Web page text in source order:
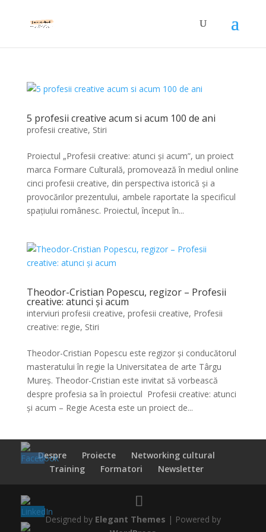
5 profesii creative acum si acum 100 de ani
profesii creative, Stiri
Proiectul „Profesii creative: atunci și acum”, un proiect
marca Formare Culturală, promovează în mediul online
cinci profesii creative, din perspectiva istorică și a
provocărilor prezentului, ambele raportate la specificul
spațiului românesc. Proiectul, început în...
Theodor-Cristian Popescu, regizor – Profesii
creative: atunci și acum
interviuri profesii creative, profesii creative, Profesii
creative: regie, Stiri
Theodor-Cristian Popescu este regizor și conducătorul
masteratului în regie la Universitatea de arte Târgu
Mureș. Theodor-Cristian este invitat să vorbească
despre profesia sa în proiectul Profesii creative: atunci
și acum – Regie Acesta este un proiect de...
Despre Proiecte
Networking cultural
Training
Formatori Newsletter
Designed by Elegant Themes | Powered by